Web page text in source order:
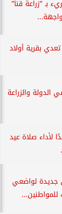
بـ ”زراعة قنا”
لـ 10 حالات تعدي بقرية أولاد
الدولة والزراعة
و3224 مسجدًا لأداء صلاة عيد
جديدة لواضعي
للمواطنين...